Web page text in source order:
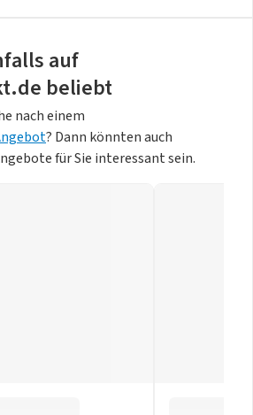
auf
beliebt
nach einem
? Dann könnten auch
für Sie interessant sein.